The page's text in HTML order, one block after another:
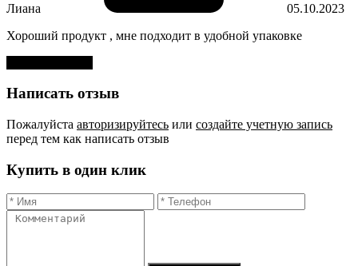
Лиана
05.10.2023
Хороший продукт , мне подходит в удобной упаковке
Написать отзыв
Пожалуйста авторизируйтесь или создайте учетную запись
перед тем как написать отзыв
Купить в один клик